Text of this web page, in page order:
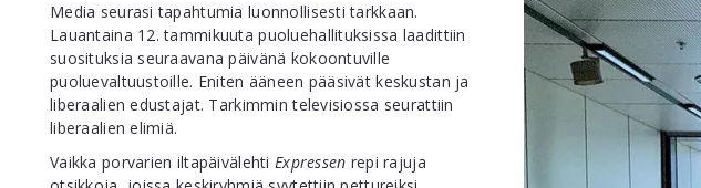
Media seurasi tapahtumia luonnollisesti tarkkaan.
Lauantaina 12. tammikuuta puoluehallituksissa laadittiin
suosituksia seuraavana päivänä kokoontuville
puoluevaltuustoille. Eniten ääneen pääsivät keskustan ja
liberaa­lien edustajat. Tarkimmin televisiossa seurattiin
liberaalien elimiä.
Vaikka porvarien iltapäivälehti Expressen repi rajuja